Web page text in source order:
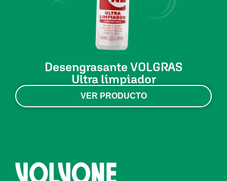
Desengrasante VOLGRAS
Ultra limpiador
VER PRODUCTO